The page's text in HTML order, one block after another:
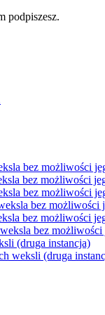
podpiszesz.
bez możliwości
bez możliwości
bez możliwości
bez możliwości
bez możliwości
bez możliwości
(druga instancja)
weksli (druga